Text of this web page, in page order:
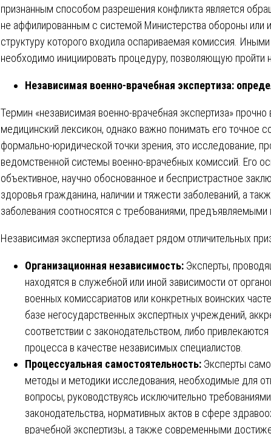
признанным способом разрешения конфликта является
не аффилированным с системой Министерства обороны или
структуру которого входила оспариваемая комиссия.
необходимо инициировать процедуру, позволяющую пройти
Независимая военно-врачебная экспертиза:
Термин «независимая военно-врачебная экспертиза»
медицинский лексикон, однако важно понимать его точное
формально-юридической точки зрения, это исследование,
ведомственной системы военно-врачебных комиссий. Его
объективное, научно обоснованное и беспристрастное
здоровья гражданина, наличии и тяжести заболеваний, а
заболевания соотносятся с требованиями,
Независимая экспертиза обладает рядом отличительных
Организационная независимость: Эксперты,
находятся в служебной или иной зависимости от
военных комиссариатов или конкретных воинских
базе негосударственных экспертных учреждений,
соответствии с законодательством, либо
процесса в качестве независимых специалистов.
Процессуальная самостоятельность: Эксперты
методы и методики исследования, необходимые для
вопросы, руководствуясь исключительно
законодательства, нормативных актов в сфере
врачебной экспертизы, а также современными